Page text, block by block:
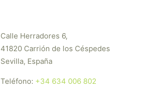
Calle Herradores 6,
41820 Carrión de los Céspedes
Sevilla, España
Teléfono: +34 634 006 802